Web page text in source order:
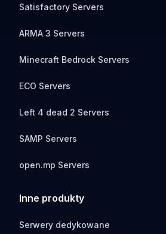
Satisfactory Servers
ARMA 3 Servers
Minecraft Bedrock Servers
ECO Servers
Left 4 dead 2 Servers
SAMP Servers
open.mp Servers
Inne produkty
Serwery dedykowane